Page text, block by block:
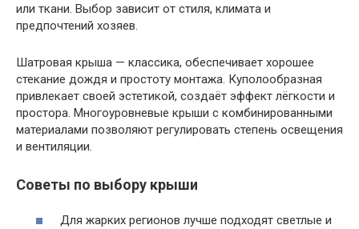
или ткани. Выбор зависит от стиля, климата и
предпочтений хозяев.
Шатровая крыша — классика, обеспечивает хорошее
стекание дождя и простоту монтажа. Куполообразная
привлекает своей эстетикой, создаёт эффект лёгкости и
простора. Многоуровневые крыши с комбинированными
материалами позволяют регулировать степень освещения
и вентиляции.
Советы по выбору крыши
Для жарких регионов лучше подходят светлые и